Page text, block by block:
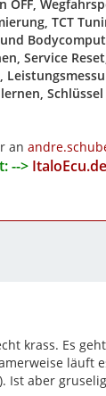
OFF,
TCT
Service
an
--> ItaloEcu.de
krass. Es
läuft
Ist aber